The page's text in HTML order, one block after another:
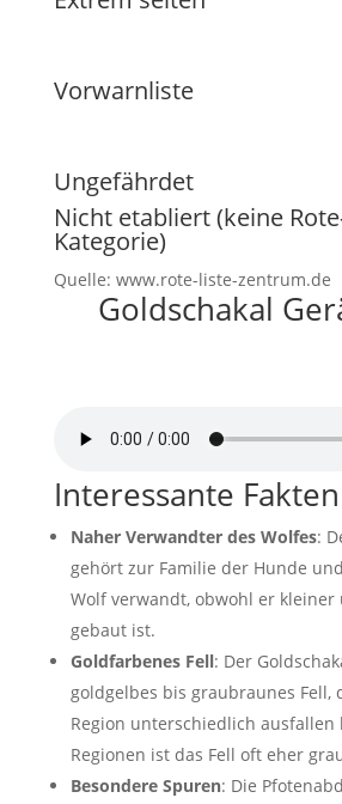
Vorwarnliste
Ungefährdet
Nicht etabliert (keine
Kategorie)
Quelle: www.rote-liste-zentrum.de
Goldschakal
Interessante Fakten
Naher Verwandter des Wolfes:
gehört zur Familie der Hunde
Wolf verwandt, obwohl er
gebaut ist.
Goldfarbenes Fell: Der
goldgelbes bis graubraunes Fell,
Region unterschiedlich ausfallen
Regionen ist das Fell oft eher
Besondere Spuren: Die